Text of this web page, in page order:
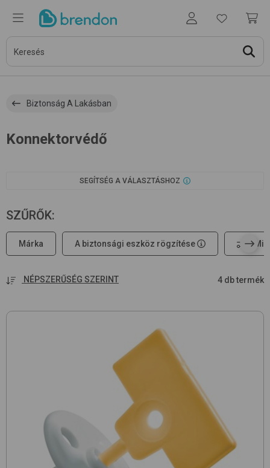
Biztonság A Lakásban
Konnektorvédő
SEGÍTSÉG A VÁLASZTÁSHOZ
SZŰRŐK:
Márka A biztonsági eszköz rögzítése
NÉPSZERŰSÉG SZERINT 4 db termék